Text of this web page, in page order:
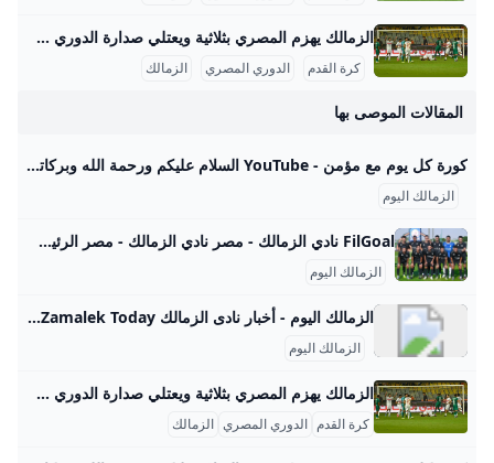
الزمالك يهزم المصري بثلاثية ويعتلي صدارة الدوري حقق نادي الزمالك فوزًا بارزًا على نظيره المصري البورسعيدي بثلاثية نظيفة في مباراة الجولة السادسة من الدوري المصري الممتاز، التي أقيمت مساء السبت 13 سبتمبر 2025 على ستاد برج العرب. افتتح عدي الدباغ التسجيل في الدقيقة 30 بعد متابعة كرة ارتدت من القائم إثر تمريرة من ناصر ماهر وتصدى دفاع المصري، مما استغلها بذكاء ليضع الكرة في الشباك. وفي الشوط الثاني، أضاف عمر جابر الهدف الثاني في الدقيقة 64 بعدما تلقى تمريرة من البرازيلي خوان بيزيرا تابعها داخل منطقة الجزاء بنجاح.
كرة القدم الدوري المصري الزمالك
المقالات الموصى بها
كورة كل يوم مع مؤمن - YouTube السلام عليكم ورحمة الله وبركاتهاهلا ومرحبا بكم في قناة زمالك اليومقناة خاصة باخبار نادي الزمالك اليومية وبعض اخبار الدوري المصري و احصائيات لمباريات الزمال…
الزمالك اليوم
FilGoal نادي الزمالك - مصر نادي الزمالك - مصر الرئيسية أخبار مباريات ميركاتو فانتازي في الجول مسابقة التوقعات فيديوهات عدسات آراء حرة ركن الألعاب الدوري المصري الدوري الإنجليزي الممتاز الدوري الإسباني الدوري الإيطالي الدوري الفرنسي الدوري الألماني الدوري السعودي للمحترفين دوري أبطال إفريقيا كأس الكونفدرالية دوري أبطال أوروبا كل البطولات الكرة المصرية الدوري المصري الكرة الأوروبية الكرة الإفريقية منتخب مصر سعودي في الجول الدوري الإنجليزي الدوري الإسباني دوري أبطال أوروبا القسم الثاني رياضات أخرى كرة سلة
الزمالك اليوم
الزمالك اليوم - أخبار نادى الزمالك Zamalek Today الزمالك اليوم - أخبار نادى الزمالك Zamalek Today الزمالك اليوم صحيفة الزمالك اليوم اخبار الرياضة :موقع صحيفة الزمالك اليوم بوابة أخبارية رياضية أليكترونية تشمل كل الاخبار الرياضية و كرة القدم لتمكينك من متابعة جميع المباريات و مستجدات الساحة الرياضية. تنشر كل ما يتعلق بأخبار الرياضة بشكل عام و كرة القدم بشكل خاص نظرا لاهتمام جمهور عريض و مشجعين من جميع أنحاء الوطن العربي لهذه الرياضة. أخبار من مصادر رياضية مختلفة مثل “خبر مصر الرياضي” أو “خبر اليوم الرياضي” حيث أن أخبار كرة القدم تعتبر مادة دسمة للصحافة من تحليل نتائج المباريات وخاصتا أذا كانت نتيجة مباراة لنوادي كبيرة مثل الأهلي و الزمالك في مصر أو الهلال والنصر في السعودية أو الرجاء و الوداد في المغربو الجزائر وغيرهم من الدول الأخري.
الزمالك اليوم
الزمالك يهزم المصري بثلاثية ويعتلي صدارة الدوري حقق نادي الزمالك فوزًا بارزًا على نظيره المصري البورسعيدي بثلاثية نظيفة في مباراة الجولة السادسة من الدوري المصري الممتاز، التي أقيمت مساء السبت 13 سبتمبر 2025 على ستاد برج العرب. افتتح عدي الدباغ التسجيل في الدقيقة 30 بعد متابعة كرة ارتدت من القائم إثر تمريرة من ناصر ماهر وتصدى دفاع المصري، مما استغلها بذكاء ليضع الكرة في الشباك. وفي الشوط الثاني، أضاف عمر جابر الهدف الثاني في الدقيقة 64 بعدما تلقى تمريرة من البرازيلي خوان بيزيرا تابعها داخل منطقة الجزاء بنجاح.
كرة القدم الدوري المصري الزمالك